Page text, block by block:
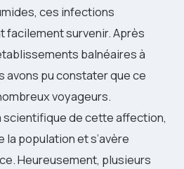
ces infections
facilement survenir. Après
balnéaires à
avons pu constater que ce
voyageurs.
scientifique de cette affection,
la population et s’avère
Heureusement, plusieurs